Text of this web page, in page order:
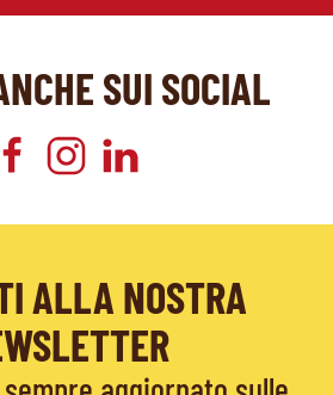
SUI SOCIAL
ALLA NOSTRA